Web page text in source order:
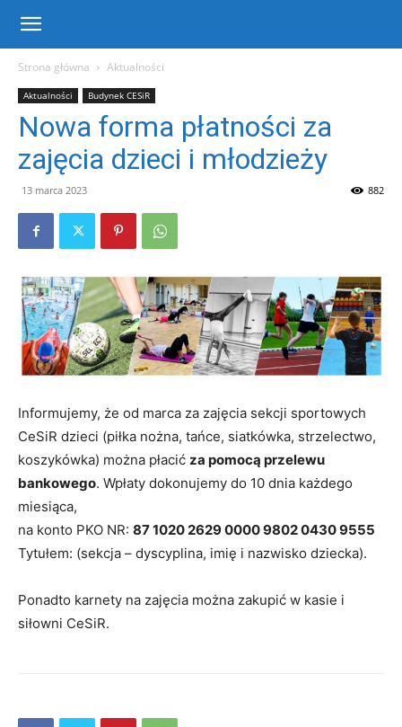
Centrum
Sportu
Rekreacji
Strona główna Aktualności
Aktualności Budynek CESiR
Nowa forma płatności za
zajęcia dzieci i młodzieży
13 marca 2023 882
Informujemy, że od marca za zajęcia sekcji sportowych
CeSiR dzieci (piłka nożna, tańce, siatkówka, strzelectwo,
koszykówka) można płacić za pomocą przelewu
bankowego. Wpłaty dokonujemy do 10 dnia każdego
miesiąca,
na konto PKO NR: 87 1020 2629 0000 9802 0430 9555
Tytułem: (sekcja – dyscyplina, imię i nazwisko dziecka).
Ponadto karnety na zajęcia można zakupić w kasie i
siłowni CeSiR.